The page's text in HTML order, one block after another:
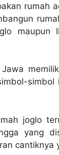
rumah
maupun
Jawa
joglo
yang
cantiknya